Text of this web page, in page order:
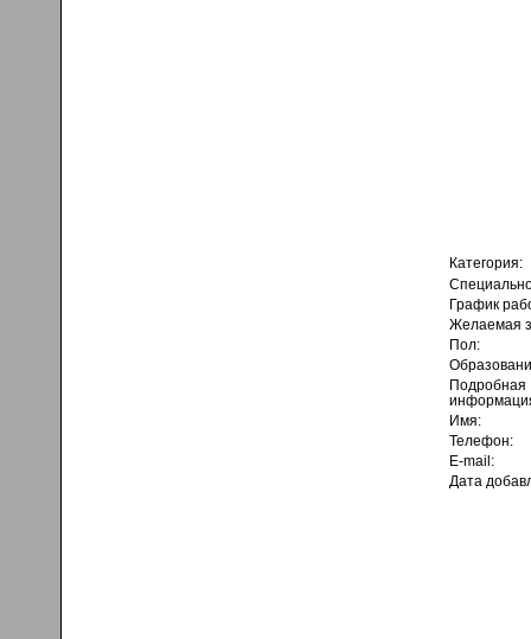
Категория:
График
Желаемая
Пол:
Подробная
Имя:
Телефон:
E-mail:
Дата